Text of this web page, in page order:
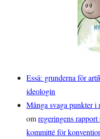
Essä: grunderna för
ideologin
Många svaga punkter i
omregeringens
kommitté för